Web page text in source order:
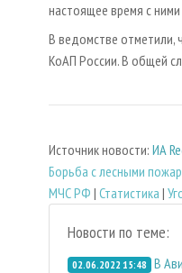
настоящее время с
В ведомстве отметили,
КоАП России. В общей
Источник новости: ИА
Борьба с лесными
МЧС РФ | Статистика |
Новости по теме:
02.06.2022 15:48 В